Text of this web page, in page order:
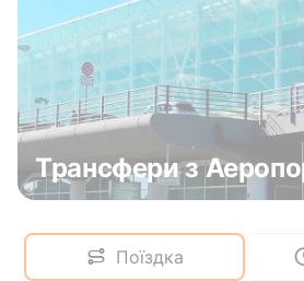
Трансфери з
Поїздка